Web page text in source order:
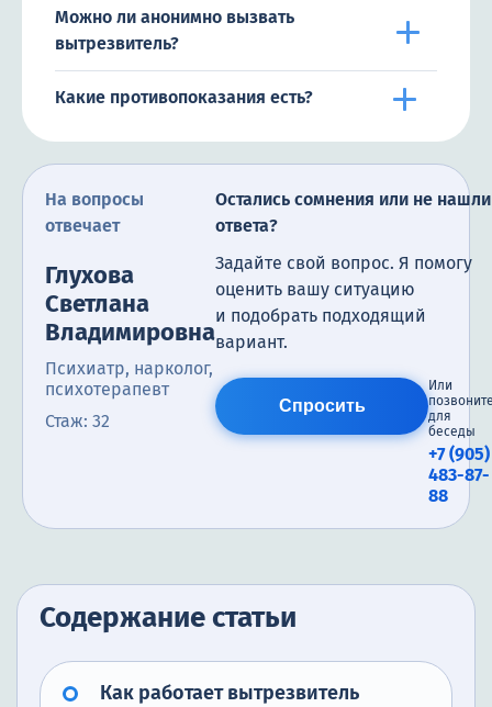
Можно ли анонимно вызвать
вытрезвитель?
Какие противопоказания есть?
На вопросы
отвечает
Глухова
Светлана
Владимировна
Психиатр, нарколог,
психотерапевт
Стаж: 32
Остались сомнения или не нашли
ответа?
Задайте свой вопрос. Я помогу
оценить вашу ситуацию
и подобрать подходящий
вариант.
Спросить
Или
для
беседы
+7 (905)
483-87-
88
Содержание статьи
Как работает вытрезвитель